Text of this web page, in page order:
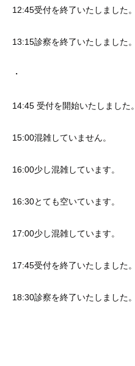
12:45受付を終了いたしました。
13:15診察を終了いたしました。
・
14:45 受付を開始いたしました。
15:00混雑していません。
16:00少し混雑しています。
16:30とても空いています。
17:00少し混雑しています。
17:45受付を終了いたしました。
18:30診察を終了いたしました。